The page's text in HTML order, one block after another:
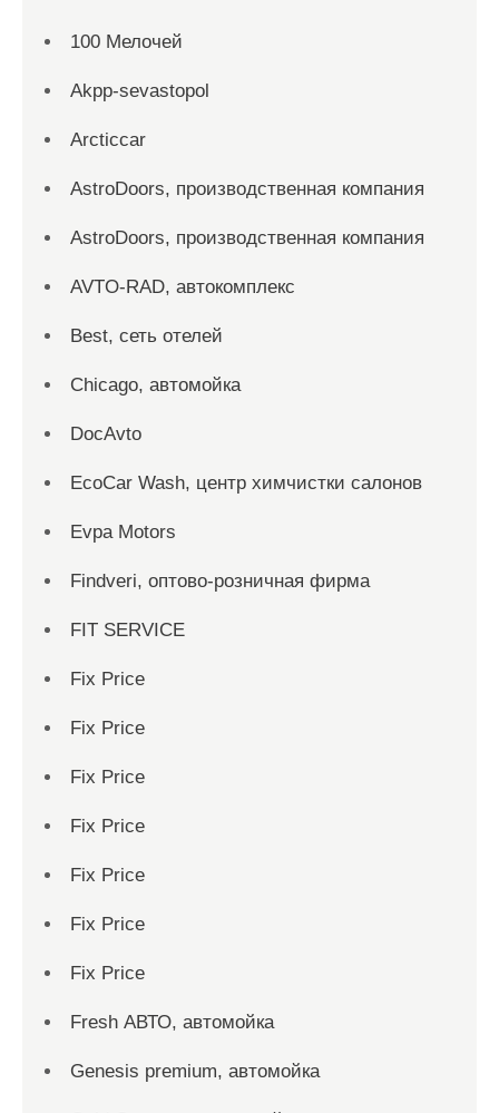
100 Мелочей
Akpp-sevastopol
Arcticcar
AstroDoors, производственная компания
AstroDoors, производственная компания
AVTO-RAD, автокомплекс
Best, сеть отелей
Chicago, автомойка
DocAvto
EcoCar Wash, центр химчистки салонов
Evpa Motors
Findveri, оптово-розничная фирма
FIT SERVICE
Fix Price
Fix Price
Fix Price
Fix Price
Fix Price
Fix Price
Fix Price
Fresh АВТО, автомойка
Genesis premium, автомойка